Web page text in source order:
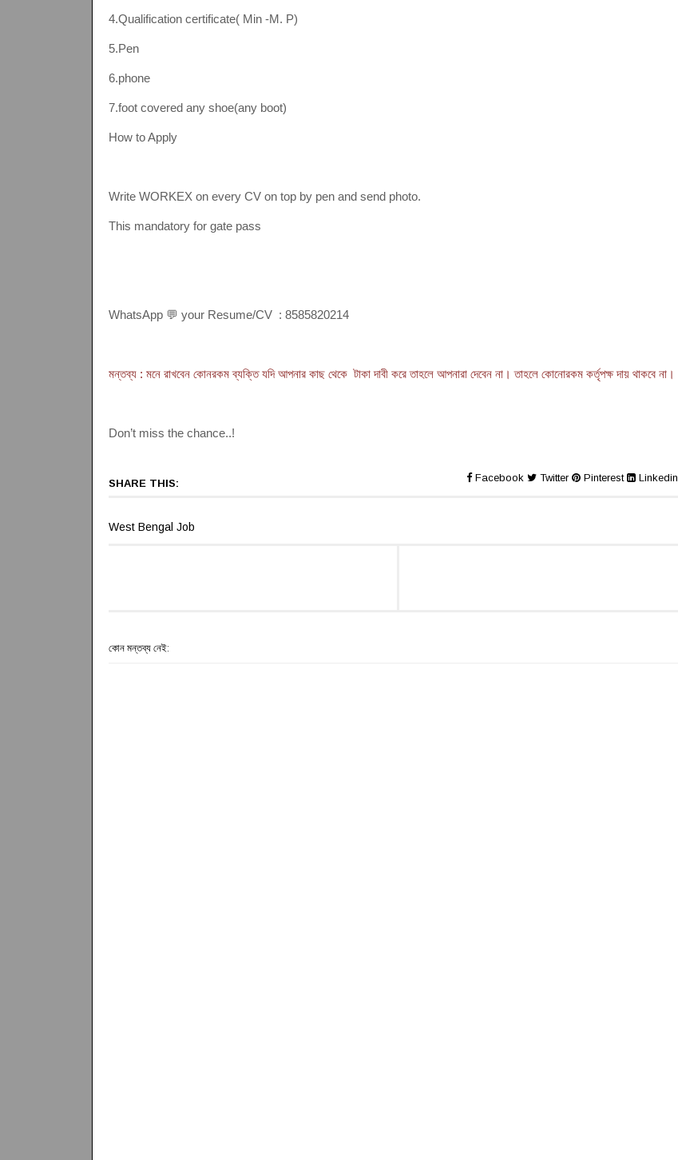
4.Qualification certificate( Min -M. P)
5.Pen
6.phone
7.foot covered any shoe(any boot)
How to Apply
Write WORKEX on every CV on top by pen and send photo.
This mandatory for gate pass
WhatsApp 💬 your Resume/CV : 8585820214
মন্তব্য : মনে রাখবেন কোনরকম ব্যক্তি যদি আপনার কাছ থেকে টাকা দাবী করে তাহলে আপনারা দেবেন না। তাহলে কোনোরকম কর্তৃপক্ষ দায় থাকবে না।
Don’t miss the chance..!
SHARE THIS: Facebook Twitter Pinterest Linkedin
West Bengal Job
কোন মন্তব্য নেই: